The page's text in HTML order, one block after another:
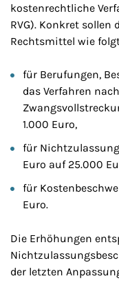
kostenrechtliche
RVG). Konkret sollen
Rechtsmittel wie
für Berufungen,
das Verfahren
1.000 Euro,
für
Euro auf 25.000
für
Euro.
Die Erhöhungen
der letzten